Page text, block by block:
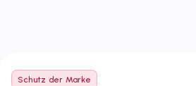
Schutz der Marke